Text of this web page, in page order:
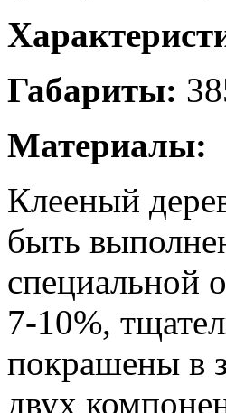
Габариты:
Материалы:
Клееный
быть
специальной
7-10%,
покрашены в
двух